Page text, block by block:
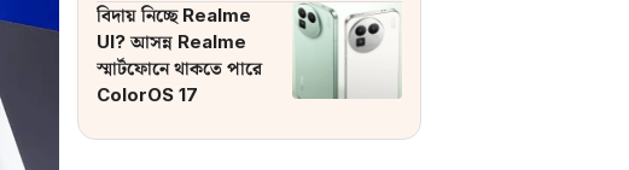
বিদায় নিচ্ছে Realme
UI? আসন্ন Realme
স্মার্টফোনে থাকতে পারে
ColorOS 17